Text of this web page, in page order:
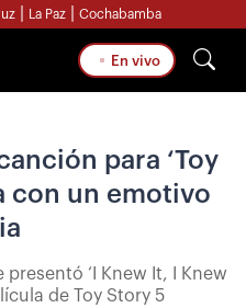
La Paz Cochabamba
En vivo
para ‘Toy
con un emotivo
‘I Knew It, I Knew
de Toy Story 5